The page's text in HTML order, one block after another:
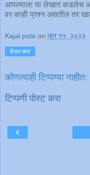
आपल्याला या लेखात कडलेच
वर काही प्रश्न असतील तर
Kajal pote on जून ११, २०२२
शेअर करा
कोणत्याही टिप्पण्‍या नाहीत:
टिप्पणी पोस्ट करा
‹